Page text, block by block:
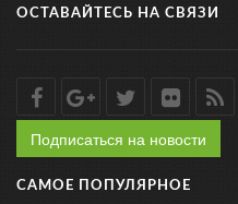
ОСТАВАЙТЕСЬ НА СВЯЗИ
Подписаться на новости
САМОЕ ПОПУЛЯРНОЕ